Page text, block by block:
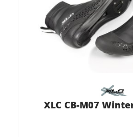
XLC CB-M07